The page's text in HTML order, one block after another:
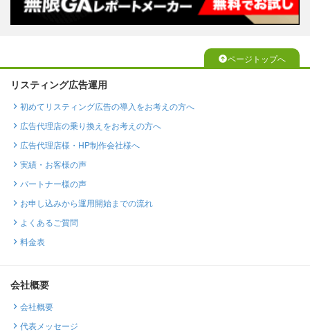
ページトップへ
リスティング広告運用
初めてリスティング広告の導入をお考えの方へ
広告代理店の乗り換えをお考えの方へ
広告代理店様・HP制作会社様へ
実績・お客様の声
パートナー様の声
お申し込みから運用開始までの流れ
よくあるご質問
料金表
会社概要
会社概要
代表メッセージ